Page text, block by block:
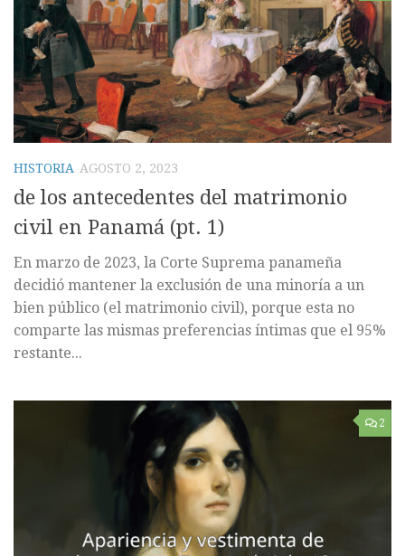
HISTORIA AGOSTO 2, 2023
de los antecedentes del matrimonio
civil en Panamá (pt. 1)
En marzo de 2023, la Corte Suprema panameña
decidió mantener la exclusión de una minoría a un
bien público (el matrimonio civil), porque esta no
comparte las mismas preferencias íntimas que el 95%
restante...
2